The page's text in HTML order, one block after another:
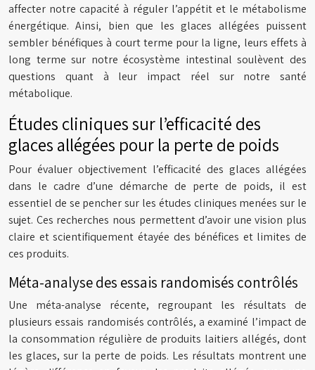
affecter notre capacité à réguler l’appétit et le métabolisme
énergétique. Ainsi, bien que les glaces allégées puissent
sembler bénéfiques à court terme pour la ligne, leurs effets à
long terme sur notre écosystème intestinal soulèvent des
questions quant à leur impact réel sur notre santé
métabolique.
Études cliniques sur l’efficacité des
glaces allégées pour la perte de poids
Pour évaluer objectivement l’efficacité des glaces allégées
dans le cadre d’une démarche de perte de poids, il est
essentiel de se pencher sur les études cliniques menées sur le
sujet. Ces recherches nous permettent d’avoir une vision plus
claire et scientifiquement étayée des bénéfices et limites de
ces produits.
Méta-analyse des essais randomisés contrôlés
Une méta-analyse récente, regroupant les résultats de
plusieurs essais randomisés contrôlés, a examiné l’impact de
la consommation régulière de produits laitiers allégés, dont
les glaces, sur la perte de poids. Les résultats montrent une